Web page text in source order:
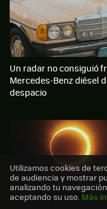
Un radar no consiguió
Mercedes-Benz diésel
despacio
Utilizamos cookies de
de audiencia y mostrar
analizando tu
aceptando su uso. Más